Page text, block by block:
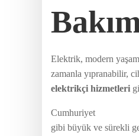
Elektrik, modern
zamanla yıpranabilir,
elektrikçi hizmetleri
Cumhuriyet
gibi büyük ve sürekli